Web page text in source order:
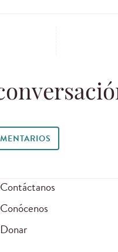
Contáctanos
Conócenos
Donar